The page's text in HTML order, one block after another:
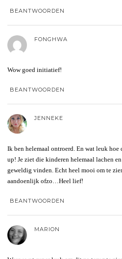
BEANTWOORDEN
FONGHWA
Wow goed initiatief!
BEANTWOORDEN
JENNEKE
Ik ben helemaal ontroerd. En wat leuk hoe
up! Je ziet die kinderen helemaal lachen
geweldig vinden. Echt heel mooi om te
aandoenlijk ofzo…Heel lief!
BEANTWOORDEN
MARION